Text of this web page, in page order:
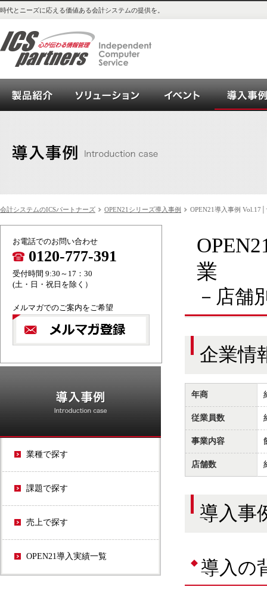
時代とニーズに応える価値ある会計システムの提供を。
会計システム_OPEN21シリーズご紹介
ソリューション イベント
会計システムのICSパートナーズ OPEN21シリーズ導入事例 OPEN21導入事例
お電話でのお問い合わせ
0120-777-391
受付時間 9:30～17：30
(土・日・祝日を除く）
メルマガでのご案内をご希望
OPEN21シリーズ
業種で探す
課題で探す
売上で探す
OPEN21導入実績一覧
業
－店舗
企業情
年商
従業員数
事業内容
店舗数
導入事
導入の